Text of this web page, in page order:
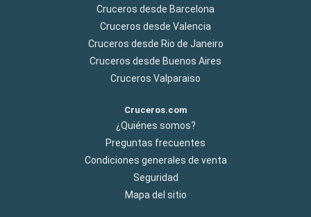
Cruceros desde Barcelona
Cruceros desde Valencia
Cruceros desde Rio de Janeiro
Cruceros desde Buenos Aires
Cruceros Valparaiso
Cruceros.com
¿Quiénes somos?
Preguntas frecuentes
Condiciones generales de venta
Seguridad
Mapa del sitio